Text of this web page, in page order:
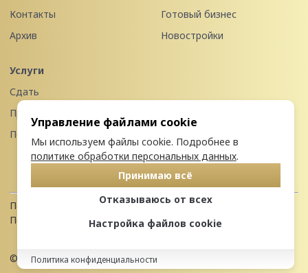
Контакты
Архив
Готовый бизнес
Новостройки
Услуги
Сдать
Продать
Передать в управление
Политика конфиденциальности
Пользовательское соглашение
© 2026 Недвижимость Северо-запада
Управление файлами cookie
Мы используем файлы cookie. Подробнее в
политике обработки персональных данных.
Принимаю всё
Отказываюсь от всех
Настройка файлов cookie
Политика конфиденциальности